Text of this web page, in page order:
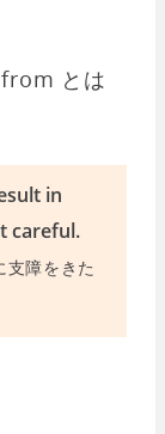
とは
in
careful.
支障をきた